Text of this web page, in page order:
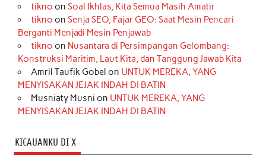
tikno on Soal Ikhlas, Kita Semua Masih Amatir
tikno on Senja SEO, Fajar GEO: Saat Mesin Pencari
Berganti Menjadi Mesin Penjawab
tikno on Nusantara di Persimpangan Gelombang:
Konstruksi Maritim, Laut Kita, dan Tanggung Jawab Kita
Amril Taufik Gobel on UNTUK MEREKA, YANG
MENYISAKAN JEJAK INDAH DI BATIN
Musniaty Musni on UNTUK MEREKA, YANG
MENYISAKAN JEJAK INDAH DI BATIN
KICAUANKU DI X